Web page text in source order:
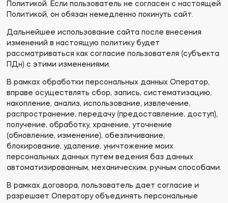
Политикой. Если пользователь не согласен с настоящей
Политикой, он обязан немедленно покинуть сайт.
Дальнейшее использование сайта после внесения
изменений в настоящую политику будет
рассматриваться как согласие пользователя (субъекта
ПДн) с этими изменениями.
В рамках обработки персональных данных Оператор,
вправе осуществлять сбор, запись, систематизацию,
накопление, анализ, использование, извлечение,
распространение, передачу (предоставление, доступ),
получение, обработку, хранение, уточнение
(обновление, изменение), обезличивание,
блокирование, удаление, уничтожение моих
персональных данных путем ведения баз данных
автоматизированным, механическим, ручным способами.
В рамках договора, пользователь дает согласие и
разрешает Оператору объединять персональные